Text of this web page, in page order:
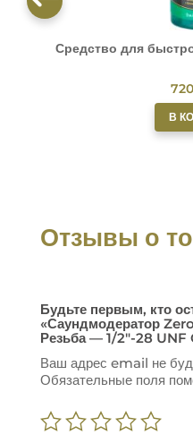
Средство для
В
Отзывы о
Будьте первым, кто
«Саундмодератор
Резьба — 1/2″-28 UNF
Ваш адрес email не
Обязательные поля